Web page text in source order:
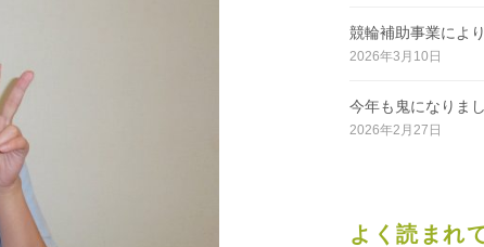
競輪補助事業によ
2026年3月10日
今年も鬼になりまし
2026年2月27日
よく読まれ